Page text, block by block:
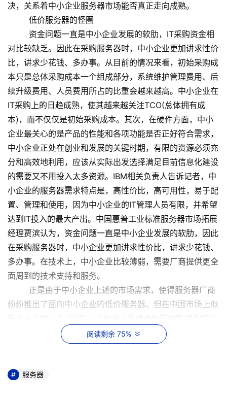
决，关系着中小企业服务器市场能否真正走向成熟。
低价服务器的怪圈
资金问题一直是中小企业发展的软肋，IT采购资金相
对比较缺乏。因此在采购服务器时，中小企业更加讲求性价
比，讲求少花钱、多办事。从目前的情况来看，初始采购成
本只是总体采购成本一个组成部分，系统维护管理费用、后
续升级费用、人员费用所占的比重会越来越高。中小企业在
IT采购上的日趋成熟，使其越来越关注TCO(总体拥有成
本)，而不仅仅是初始采购成本。其次，在硬件方面，中小
企业最关心的是产品的性能和各项功能是否正好符合需求，
中小企业正处在创业和发展的关键时期，有限的资源必须充
分和高效地利用，应该从实际出发选择满足目前信息化建设
的需要又不用投入太多资源。IBM相关负责人告诉记者，中
小企业的服务器需求特点是，高性价比，高可用性，易于配
置、管理和使用，因为中小企业的IT管理人员有限，并希望
达到IT投入的最大产出。中国惠普工业标准服务器市场拓展
经理贾滨认为，资金问题一直是中小企业发展的软肋，因此
在采购服务器时，中小企业更加讲求性价比，讲求少花钱、
多办事。在技术上，中小企业比较薄弱，需要厂商提供更全
面周到的技术支持和服务。
正是由于中小企业上述的市场需求，使得服务器厂商
纷纷推出了面向中小企业的低价服务器。但在中国市场上似
格战或恶性竞争，使这个市场走入"厂商圈了地不赚钱，用
户花了钱也不满意"的怪圈。国内的服务器厂商也有过度放
藏着基础设计不足、性能无法保障的忧患。还有的厂商在产
阅读剩余 75%
服务器